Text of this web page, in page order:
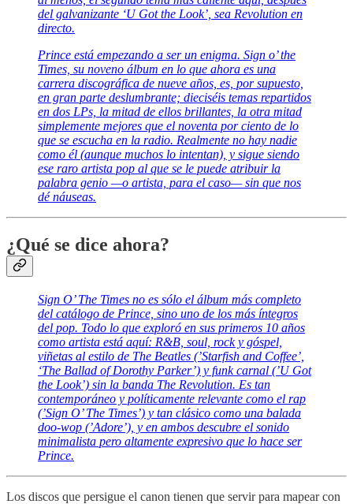
del galvanizante ‘U Got the Look’, sea Revolution en
directo.
Prince está empezando a ser un enigma. Sign o’ the
Times, su noveno álbum en lo que ahora es una
carrera discográfica de nueve años, es, por supuesto,
en gran parte deslumbrante; dieciséis temas repartidos
en dos LPs, la mitad de ellos brillantes, la otra mitad
simplemente mejores que el noventa por ciento de lo
que se escucha en la radio. Realmente no hay nadie
como él (aunque muchos lo intentan), y sigue siendo
ese raro artista pop al que se le puede atribuir la
palabra genio —o artista, para el caso— sin que nos
dé náuseas.
¿Qué se dice ahora?
Sign O’ The Times no es sólo el álbum más completo
del catálogo de Prince, sino uno de los más íntegros
del pop. Todo lo que exploró en sus primeros 10 años
como artista está aquí: R&B, soul, rock y góspel,
viñetas al estilo de The Beatles (’Starfish and Coffee’,
‘The Ballad of Dorothy Parker’) y funk carnal (’U Got
the Look’) sin la banda The Revolution. Es tan
contemporáneo y políticamente relevante como el rap
(’Sign O’ The Times’) y tan clásico como una balada
doo-wop (’Adore’), y en ambos descubre el sonido
minimalista pero altamente expresivo que lo hace ser
Prince.
Los discos que persigue el canon tienen que servir para mapear con